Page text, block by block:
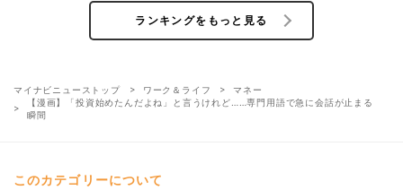
ランキングをもっと見る
マイナビニューストップ ワーク＆ライフ
マネー
【漫画】「投資始めたんだよね」と言うけれど……専門用語で急に会話が止まる
瞬間
このカテゴリーについて